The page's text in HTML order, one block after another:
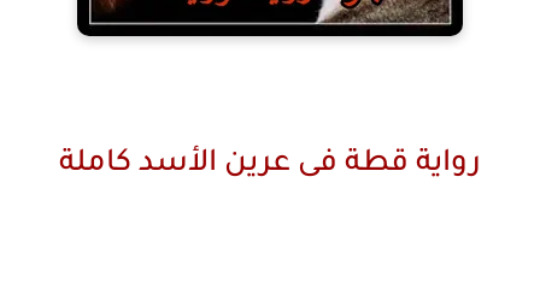
رواية قطة فى عرين الأسد كاملة